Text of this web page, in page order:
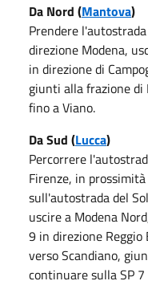
Da Nord (Mantova)
Prendere
direzione Modena,
in direzione di
giunti alla frazione di
fino a Viano.
Da Sud (Lucca)
Percorrere
Firenze, in
sull'autostrada del
uscire a Modena
9 in direzione
verso Scandiano,
continuare sulla SP